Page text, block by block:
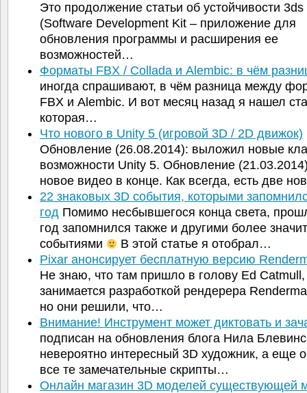
Это продолжение статьи об устойчивости
(Software Development Kit – приложение для
обновления программы и расширения ее
возможностей…
Форматы FBX / Collada и Alembic: в чём
иногда спрашивают, в чём разница между
FBX и Alembic. И вот месяц назад я нашел
которая…
Что нового в Unity 5 (игровой 3D / 2D движок)
Обновление (26.08.2014): выложил новые
возможности Unity 5. Обновление
новое видео в конце. Как всегда, есть две
22 знаковых 3D события, которыми
год Помимо несбывшегося конца света,
год запомнился также и другими более
событиями
В этой статье я отобрал…
Pixar анонсирует бесплатную версию
Не знаю, что там пришло в голову Ed
занимается разработкой рендерера
но они решили, что…
Внимание! Инструмент может диктовать и
подписан на обновления блога Нила
невероятно интересный 3D художник, а еще
все те замечательные скрипты…
Онлайн магазин 3D моделей существующей